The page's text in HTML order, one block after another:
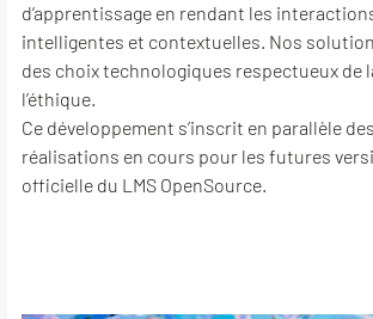
d’apprentissage en rendant les
intelligentes et contextuelles. Nos
des choix technologiques respectueux de
l’éthique.
Ce développement s’inscrit en parallèle
réalisations en cours pour les futures
officielle du LMS OpenSource.